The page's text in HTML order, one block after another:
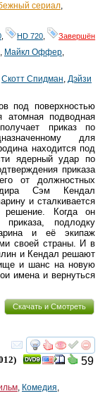
сериал,
HD 720 Завершён
, Майкл Оффер,
Скотт Спидман, Дэйзи
под поверхностью
атомная подводная
приказ по
для
находится под
ядерный удар по
приказа
от должностных
Сэм Кендал
и сталкивается
Когда он
приказа, подлодку
и её экипаж
своей страны. И в
и Кендал решают
и шанс на новую
имена и вернуться
Скачать и Смотреть
смотреть
59
, Комедия,